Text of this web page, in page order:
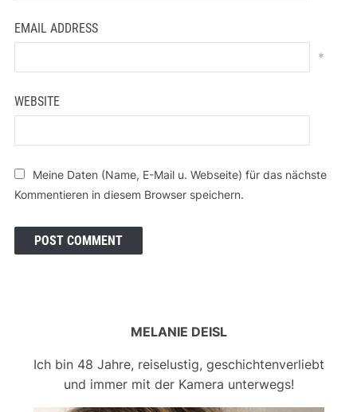
EMAIL ADDRESS
*
WEBSITE
Meine Daten (Name, E-Mail u. Webseite) für das nächste
Kommentieren in diesem Browser speichern.
MELANIE DEISL
Ich bin 48 Jahre, reiselustig, geschichtenverliebt
und immer mit der Kamera unterwegs!